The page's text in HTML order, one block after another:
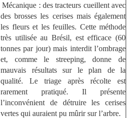
Mécanique : des tracteurs cueillent avec
des brosses les cerises mais également
les fleurs et les feuilles. Cette méthode
très utilisée au Brésil, est efficace (60
tonnes par jour) mais interdit l’ombrage
et, comme le streeping, donne de
mauvais résultats sur le plan de la
qualité. Le triage après récolte est
rarement pratiqué. Il présente
l’inconvénient de détruire les cerises
vertes qui auraient pu mûrir sur l’arbre.